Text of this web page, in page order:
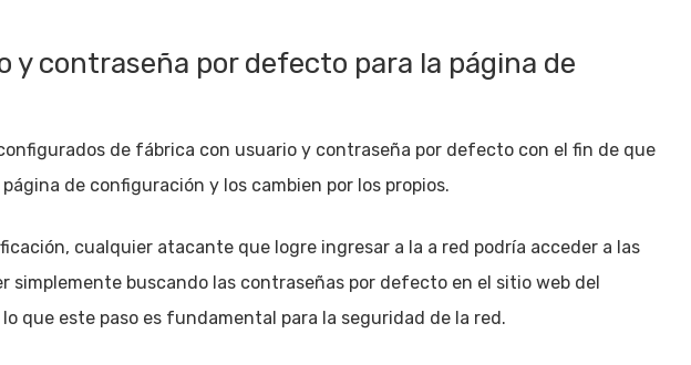
y contraseña por defecto para la página de
de fábrica con usuario y contraseña por defecto con el fin de que
de configuración y los cambien por los propios.
cualquier atacante que logre ingresar a la a red podría acceder a las
simplemente buscando las contraseñas por defecto en el sitio web del
que este paso es fundamental para la seguridad de la red.